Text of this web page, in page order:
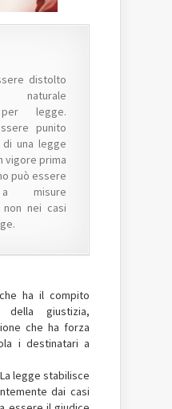
distolto
naturale
legge.
punito
una legge
vigore prima
può essere
misure
nei casi
ha il compito
della giustizia,
che ha forza
i destinatari a
legge stabilisce
dai casi